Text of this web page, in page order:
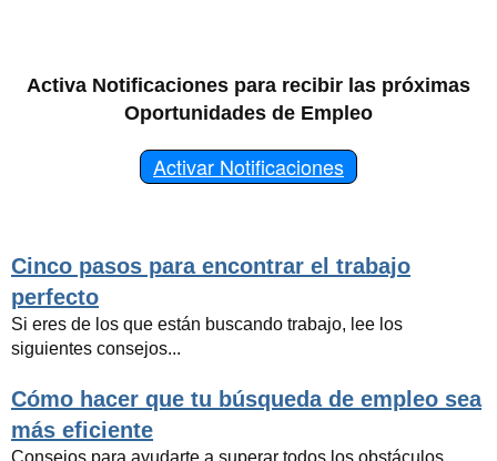
Activa Notificaciones para recibir las próximas
Oportunidades de Empleo
Activar Notificaciones
Cinco pasos para encontrar el trabajo
perfecto
Si eres de los que están buscando trabajo, lee los
siguientes consejos...
Cómo hacer que tu búsqueda de empleo sea
más eficiente